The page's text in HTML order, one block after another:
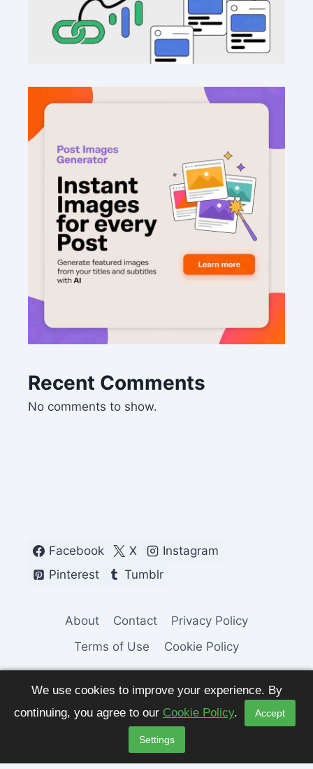
We use cookies to improve your experience. By
continuing, you agree to our Cookie Policy. Accept
Settings
Recent Comments
No comments to show.
Facebook X
Instagram
Pinterest
Tumblr
About Contact
Privacy Policy
Terms of Use
Cookie Policy
© 2026 Fashion Pulse Trends. All Rights
Reserved.